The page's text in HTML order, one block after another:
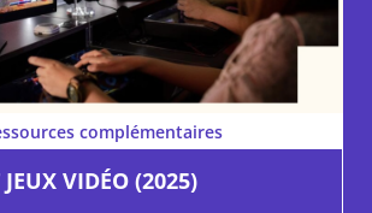
complémentaires
JEUX VIDÉO (2025)